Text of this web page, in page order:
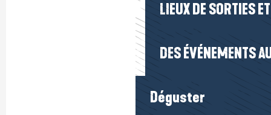
LIEUX DE SORTIES
DES ÉVÉNEMENTS
Déguster